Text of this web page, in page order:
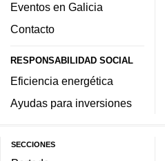
Eventos en Galicia
Contacto
RESPONSABILIDAD SOCIAL
Eficiencia energética
Ayudas para inversiones
SECCIONES